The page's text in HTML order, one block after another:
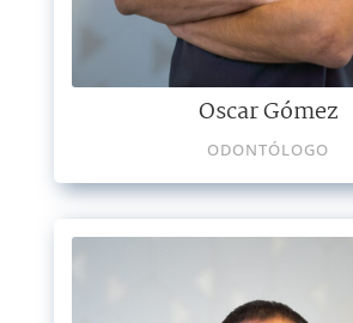
Oscar Gómez
ODONTÓLOGO